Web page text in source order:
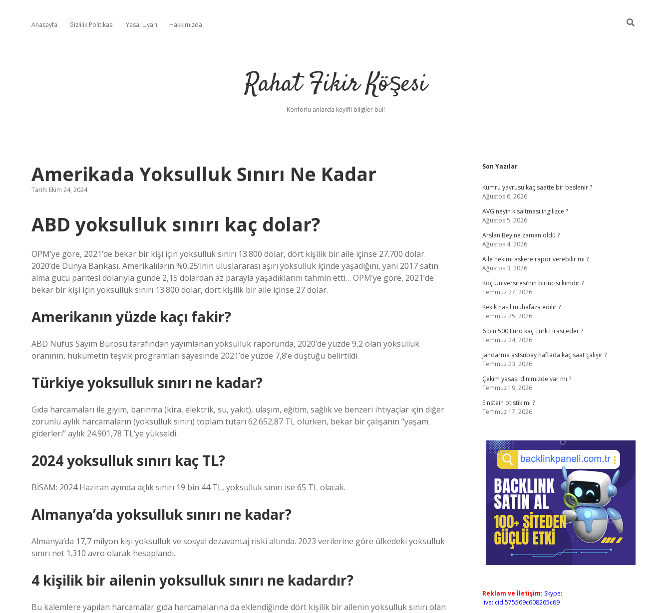
Anasayfa Gizlilik Politikası Yasal Uyarı Hakkımızda
Rahat Fikir Köşesi
Konforlu anlarda keyifli bilgiler bul!
Amerikada Yoksulluk Sınırı Ne Kadar
Tarih: Ekim 24, 2024
ABD yoksulluk sınırı kaç dolar?
OPM’ye göre, 2021’de bekar bir kişi için yoksulluk sınırı 13.800 dolar, dört kişilik bir aile içinse 27.700 dolar.
2020’de Dünya Bankası, Amerikalıların %0,25’inin uluslararası aşırı yoksulluk içinde yaşadığını, yani 2017 satın
alma gücü paritesi dolarıyla günde 2,15 dolardan az parayla yaşadıklarını tahmin etti… OPM’ye göre, 2021’de
bekar bir kişi için yoksulluk sınırı 13.800 dolar, dört kişilik bir aile içinse 27 dolar.
Amerikanın yüzde kaçı fakir?
ABD Nüfus Sayım Bürosu tarafından yayımlanan yoksulluk raporunda, 2020’de yüzde 9,2 olan yoksulluk
oranının, hükümetin teşvik programları sayesinde 2021’de yüzde 7,8’e düştüğü belirtildi.
Türkiye yoksulluk sınırı ne kadar?
Gıda harcamaları ile giyim, barınma (kira, elektrik, su, yakıt), ulaşım, eğitim, sağlık ve benzeri ihtiyaçlar için diğer
zorunlu aylık harcamaların (yoksulluk sınırı) toplam tutarı 62.652,87 TL olurken, bekar bir çalışanın “yaşam
giderleri” aylık 24.901,78 TL’ye yükseldi.
2024 yoksulluk sınırı kaç TL?
BİSAM: 2024 Haziran ayında açlık sınırı 19 bin 44 TL, yoksulluk sınırı ise 65 TL olacak.
Almanya’da yoksulluk sınırı ne kadar?
Almanya’da 17,7 milyon kişi yoksulluk ve sosyal dezavantaj riski altında. 2023 verilerine göre ülkedeki yoksulluk
sınırı net 1.310 avro olarak hesaplandı.
4 kişilik bir ailenin yoksulluk sınırı ne kadardır?
Bu kalemlere yapılan harcamalar gıda harcamalarına da eklendiğinde dört kişilik bir ailenin yoksulluk sınırı olan
Sidebar
Son Yazılar
Kumru yavrusu kaç saatte bir beslenir ?
Ağustos 6, 2026
AVG neyin kısaltması ingilizce ?
Ağustos 5, 2026
Arslan Bey ne zaman öldü ?
Ağustos 4, 2026
Aile hekimi askere rapor verebilir mi ?
Ağustos 3, 2026
Koç Üniversitesi’nin birincisi kimdir ?
Temmuz 27, 2026
Kekik nasıl muhafaza edilir ?
Temmuz 25, 2026
6 bin 500 Euro kaç Türk Lirası eder ?
Temmuz 24, 2026
Jandarma astsubay haftada kaç saat çalışır ?
Temmuz 23, 2026
Çekim yasası dinimizde var mı ?
Temmuz 19, 2026
Einstein otistik mi ?
Temmuz 17, 2026
Reklam ve İletişim: Skype:
live:.cid.575569c608265c69
ilbet yeni giriş